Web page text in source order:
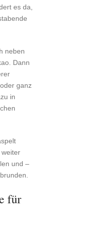
es da,
neben
Dann
ganz
in
und –
für